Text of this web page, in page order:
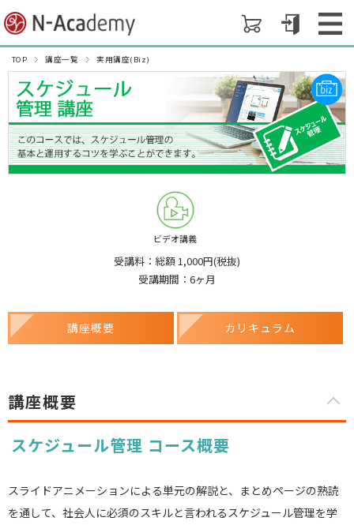
TOP 講座一覧 実用講座(Biz)
ビデオ講義
受講料：総額 1,000円(税抜)
受講期間：6ヶ月
講座概要 カリキュラム
講座概要
スケジュール管理 コース概要
スライドアニメーションによる単元の解説と、まとめページの熟読
を通して、社会人に必須のスキルと言われるスケジュール管理を学